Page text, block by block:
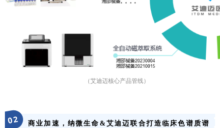
（艾迪迈核心产品管线）
02
商业加速，纳微生命&艾迪迈联合打造临床色谱质谱